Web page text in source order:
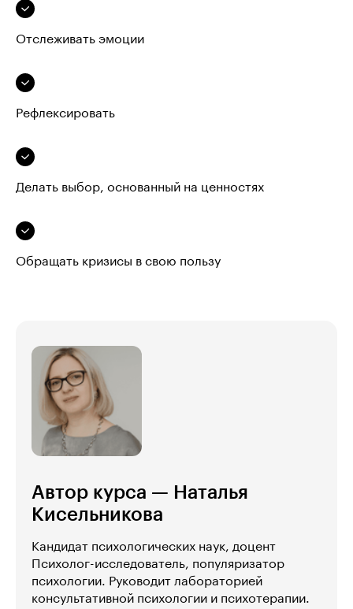
Отслеживать эмоции
Рефлексировать
Делать выбор, основанный на ценностях
Обращать кризисы в свою пользу
Автор курса — Наталья
Кисельникова
Кандидат психологических наук, доцент
Психолог-исследователь, популяризатор
психологии. Руководит лабораторией
консультативной психологии и психотерапии.